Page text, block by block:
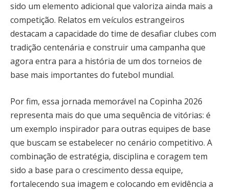
sido um elemento adicional que valoriza ainda mais a
competição. Relatos em veículos estrangeiros
destacam a capacidade do time de desafiar clubes com
tradição centenária e construir uma campanha que
agora entra para a história de um dos torneios de
base mais importantes do futebol mundial.
Por fim, essa jornada memorável na Copinha 2026
representa mais do que uma sequência de vitórias: é
um exemplo inspirador para outras equipes de base
que buscam se estabelecer no cenário competitivo. A
combinação de estratégia, disciplina e coragem tem
sido a base para o crescimento dessa equipe,
fortalecendo sua imagem e colocando em evidência a